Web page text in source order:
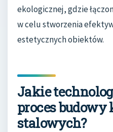
ekologicznej, gdzie
w celu stworzenia
estetycznych obiektów.
Jakie
proces
stalowych?